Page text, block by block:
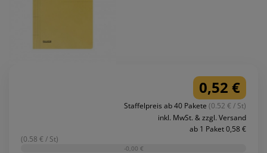
0,52 €
Staffelpreis ab 40 Pakete (0.52 € / St)
inkl. MwSt. & zzgl. Versand
ab 1 Paket 0,58 €
(0.58 € / St)
-0,00 €